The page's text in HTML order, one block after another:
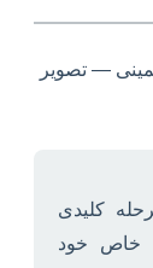
کلیدی
خاص خود